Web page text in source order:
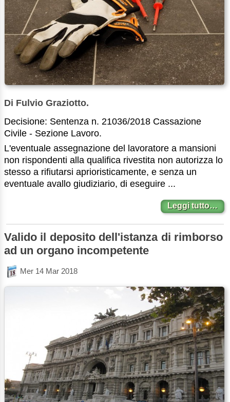
Di Fulvio Graziotto.
Decisione: Sentenza n. 21036/2018 Cassazione
Civile - Sezione Lavoro.
L'eventuale assegnazione del lavoratore a mansioni
non rispondenti alla qualifica rivestita non autorizza lo
stesso a rifiutarsi aprioristicamente, e senza un
eventuale avallo giudiziario, di eseguire ...
Leggi tutto…
Valido il deposito dell'istanza di rimborso
ad un organo incompetente
Mer 14 Mar 2018